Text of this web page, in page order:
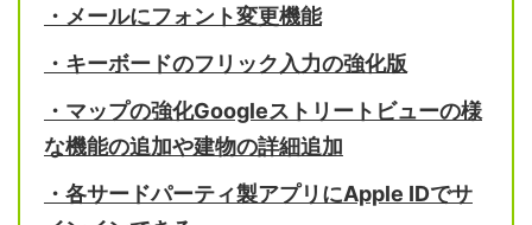
・メールにフォント変更機能
・キーボードのフリック入力の強化版
・マップの強化Googleストリートビューの様
な機能の追加や建物の詳細追加
・各サードパーティ製アプリにApple IDでサ